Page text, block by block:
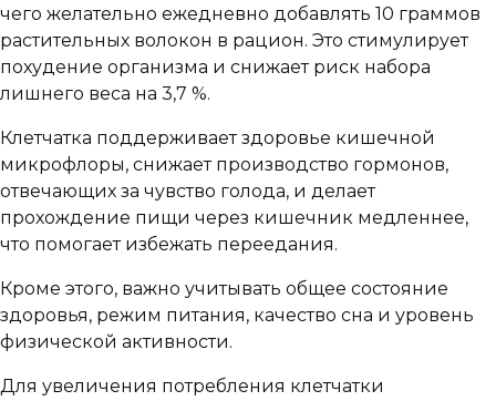
чего желательно ежедневно добавлять 10 граммов
растительных волокон в рацион. Это стимулирует
похудение организма и снижает риск набора
лишнего веса на 3,7 %.
Клетчатка поддерживает здоровье кишечной
микрофлоры, снижает производство гормонов,
отвечающих за чувство голода, и делает
прохождение пищи через кишечник медленнее,
что помогает избежать переедания.
Кроме этого, важно учитывать общее состояние
здоровья, режим питания, качество сна и уровень
физической активности.
Для увеличения потребления клетчатки